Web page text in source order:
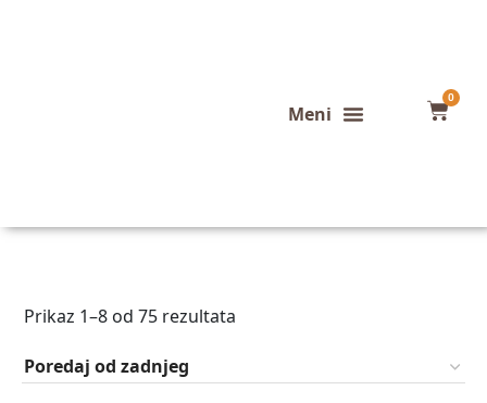
0
Prikaz 1–8 od 75 rezultata